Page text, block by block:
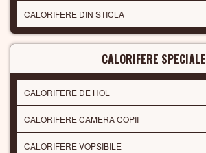
CALORIFERE DIN STICLA
CALORIFERE SPECIALE
CALORIFERE DE HOL
CALORIFERE CAMERA COPII
CALORIFERE VOPSIBILE